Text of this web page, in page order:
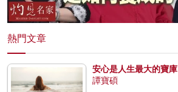
熱門文章
安心是人生最大的寶庫
譚寶碩